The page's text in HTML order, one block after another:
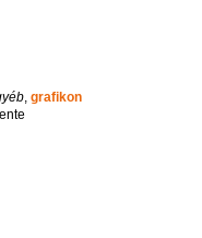
,grafikon